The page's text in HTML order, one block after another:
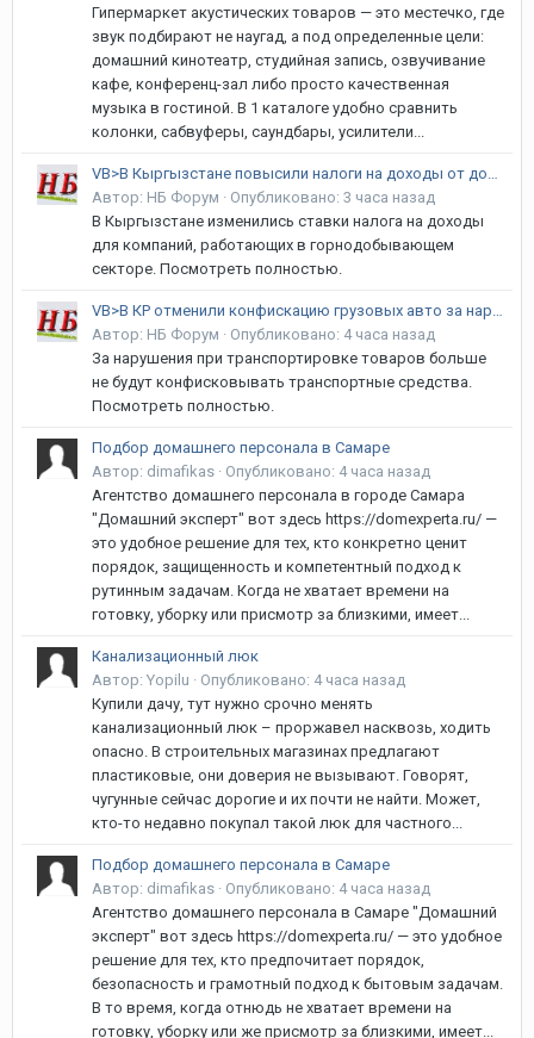
Гипермаркет акустических товаров — это местечко, где
звук подбирают не наугад, а под определенные цели:
домашний кинотеатр, студийная запись, озвучивание
кафе, конференц-зал либо просто качественная
музыка в гостиной. В 1 каталоге удобно сравнить
колонки, сабвуферы, саундбары, усилители...
VB>В Кыргызстане повысили налоги на доходы от добычи золота и серебра
Автор: НБ Форум · Опубликовано: 3 часа назад
В Кыргызстане изменились ставки налога на доходы
для компаний, работающих в горнодобывающем
секторе. Посмотреть полностью.
VB>В КР отменили конфискацию грузовых авто за нарушение правил перевозок
Автор: НБ Форум · Опубликовано: 4 часа назад
За нарушения при транспортировке товаров больше
не будут конфисковывать транспортные средства.
Посмотреть полностью.
Подбор домашнего персонала в Самаре
Автор: dimafikas · Опубликовано: 4 часа назад
Агентство домашнего персонала в городе Самара
"Домашний эксперт" вот здесь https://domexperta.ru/ —
это удобное решение для тех, кто конкретно ценит
порядок, защищенность и компетентный подход к
рутинным задачам. Когда не хватает времени на
готовку, уборку или присмотр за близкими, имеет...
Канализационный люк
Автор: Yopilu · Опубликовано: 4 часа назад
Купили дачу, тут нужно срочно менять
канализационный люк – проржавел насквозь, ходить
опасно. В строительных магазинах предлагают
пластиковые, они доверия не вызывают. Говорят,
чугунные сейчас дорогие и их почти не найти. Может,
кто-то недавно покупал такой люк для частного...
Подбор домашнего персонала в Самаре
Автор: dimafikas · Опубликовано: 4 часа назад
Агентство домашнего персонала в Самаре "Домашний
эксперт" вот здесь https://domexperta.ru/ — это удобное
решение для тех, кто предпочитает порядок,
безопасность и грамотный подход к бытовым задачам.
В то время, когда отнюдь не хватает времени на
готовку, уборку или же присмотр за близкими, имеет...